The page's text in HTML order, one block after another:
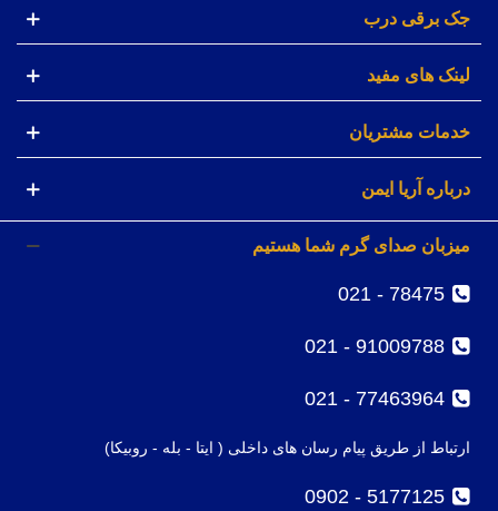
جک برقی درب
لینک های مفید
خدمات مشتریان
درباره آریا ایمن
میزبان صدای گرم شما هستیم
78475 - 021
91009788 - 021
77463964 - 021
ارتباط از طریق پیام رسان های داخلی ( ایتا - بله - روبیکا)
5177125 - 0902